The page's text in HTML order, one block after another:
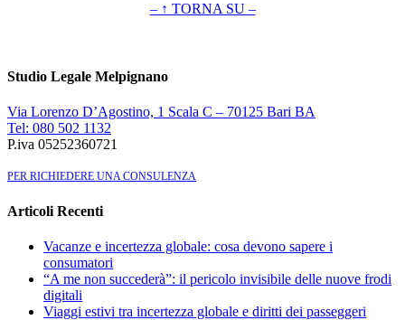
– ↑ TORNA SU –
Studio Legale Melpignano
Via Lorenzo D’Agostino, 1 Scala C – 70125 Bari BA
Tel: 080 502 1132
P.iva 05252360721
PER RICHIEDERE UNA CONSULENZA
Articoli Recenti
Vacanze e incertezza globale: cosa devono sapere i
consumatori
“A me non succederà”: il pericolo invisibile delle nuove frodi
digitali
Viaggi estivi tra incertezza globale e diritti dei passeggeri